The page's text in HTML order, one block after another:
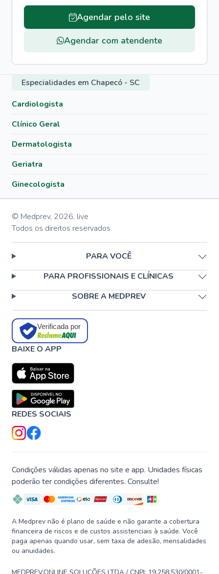
Agendar pelo site
Agendar com atendente
Especialidades em Chapecó - SC
Cardiologista
Clínico Geral
Dermatologista
Geriatra
Ginecologista
© Medprev, 2026, live
Todos os direitos reservados
PARA VOCÊ
PARA PROFISSIONAIS E CLÍNICAS
SOBRE A MEDPREV
Verificada por
BAIXE O APP
REDES SOCIAIS
Condições válidas apenas no site e app. Unidades físicas
poderão ter condições diferentes. Consulte!
A Medprev não é plano de saúde e não garante a cobertura
financeira de riscos e de custos assistenciais à saúde. Você
paga apenas quando usar, sem taxa de adesão, mensalidades
ou anuidades.